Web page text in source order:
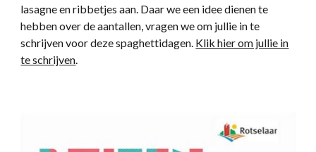
lasagne en ribbetjes aan. Daar we een idee dienen te
hebben over de aantallen, vragen we om jullie in te
schrijven voor deze spaghettidagen. Klik hier om jullie in
te schrijven.